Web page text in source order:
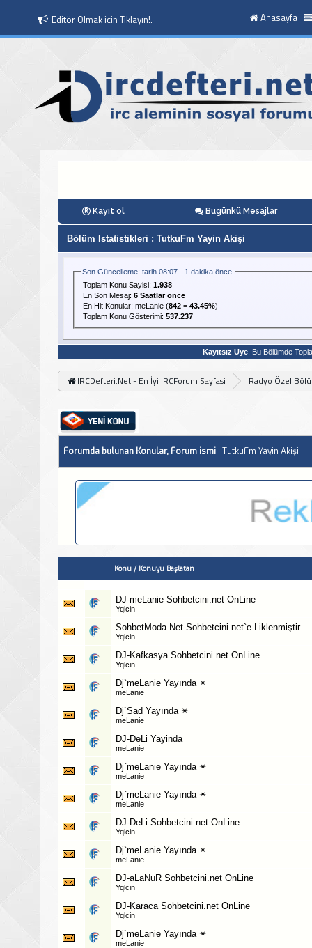
Editör Olmak icin Tıklayın!.
Moderatör Olmak icin Tıklayın!.
Anasayfa
Kayıt ol Bugünkü Mesajlar
Bölüm Istatistikleri : TutkuFm Yayin Akişi
Son Güncelleme: tarih 08:07 - 1 dakika önce
Toplam Konu Sayisi: 1.938
En Son Mesaj: 6 Saatlar önce
En Hit Konular: meLanie (842 = 43.45%)
Toplam Konu Gösterimi: 537.237
Kayıtsız Üye, Bu Bölümde
IRCDefteri.Net - En İyi IRCForum Sayfasi Radyo Özel
Forumda bulunan Konular, Forum ismi : TutkuFm Yayin Akişi
Konu / Konuyu Başlatan
DJ-meLanie Sohbetcini.net OnLine
Yqlcin
SohbetModa.Net Sohbetcini.net`e Liklenmiştir
Yqlcin
DJ-Kafkasya Sohbetcini.net OnLine
Yqlcin
Dj`meLanie Yayında ✴
meLanie
Dj`Sad Yayında ✴
meLanie
DJ-DeLi Yayinda
meLanie
Dj`meLanie Yayında ✴
meLanie
Dj`meLanie Yayında ✴
meLanie
DJ-DeLi Sohbetcini.net OnLine
Yqlcin
Dj`meLanie Yayında ✴
meLanie
DJ-aLaNuR Sohbetcini.net OnLine
Yqlcin
DJ-Karaca Sohbetcini.net OnLine
Yqlcin
Dj`meLanie Yayında ✴
meLanie